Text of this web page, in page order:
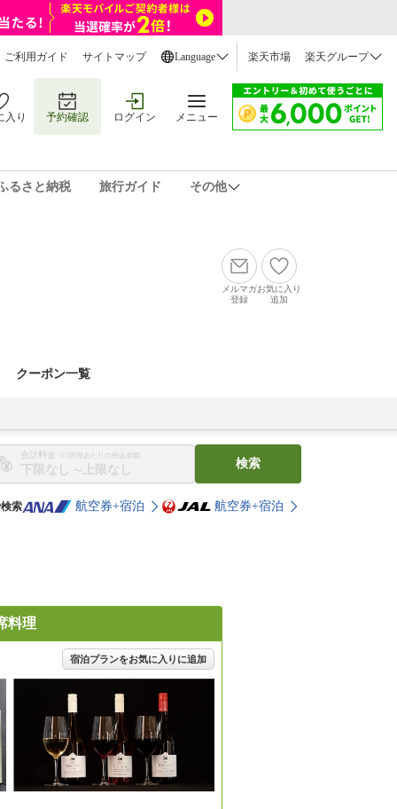
ご利用ガイド サイトマップ Language 楽天市場 楽天グループ
入り 予約確認 ログイン メニュー
るさと納税 旅行ガイド その他
メルマガ
登録
お気に入り
追加
クーポン一覧
合計料金 ※1部屋あたりの税込金額
〜
検索
索 航空券+宿泊 航空券+宿泊
料理
宿泊プランをお気に入りに追加